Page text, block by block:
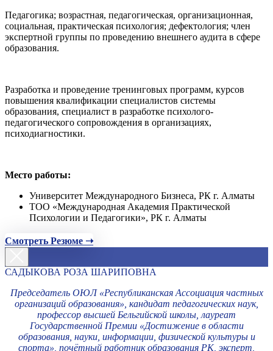
Педагогика; возрастная, педагогическая, организационная,
социальная, практическая психология; дефектология; член
экспертной группы по проведению внешнего аудита в сфере
образования.
Разработка и проведение тренинговых программ, курсов
повышения квалификации специалистов системы
образования, специалист в разработке психолого-
педагогического сопровождения в организациях,
психодиагностики.
Место работы:
Университет Международного Бизнеса, РК г. Алматы
ТОО «Международная Академия Практической
Психологии и Педагогики», РК г. Алматы
Смотреть Резюме ➝
САДЫКОВА РОЗА ШАРИПОВНА
Председатель ОЮЛ «Республиканская Ассоциация частных
организаций образования», кандидат педагогических наук,
профессор высшей Бельгийской школы, лауреат
Государственной Премии «Достижение в области
образования, науки, информации, физической культуры и
спорта», почётный работник образования РК, эксперт,